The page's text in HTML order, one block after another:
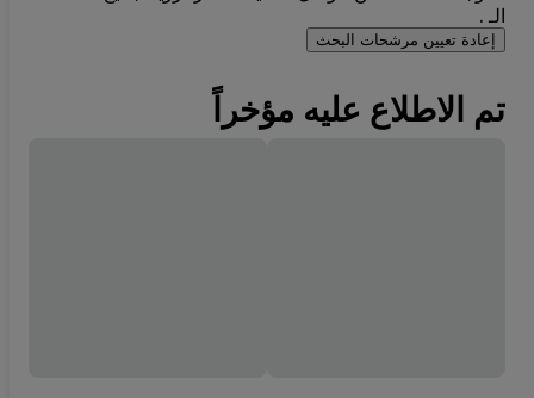
الـ .
إعادة تعيين مرشحات البحث
تم الاطلاع عليه مؤخراً